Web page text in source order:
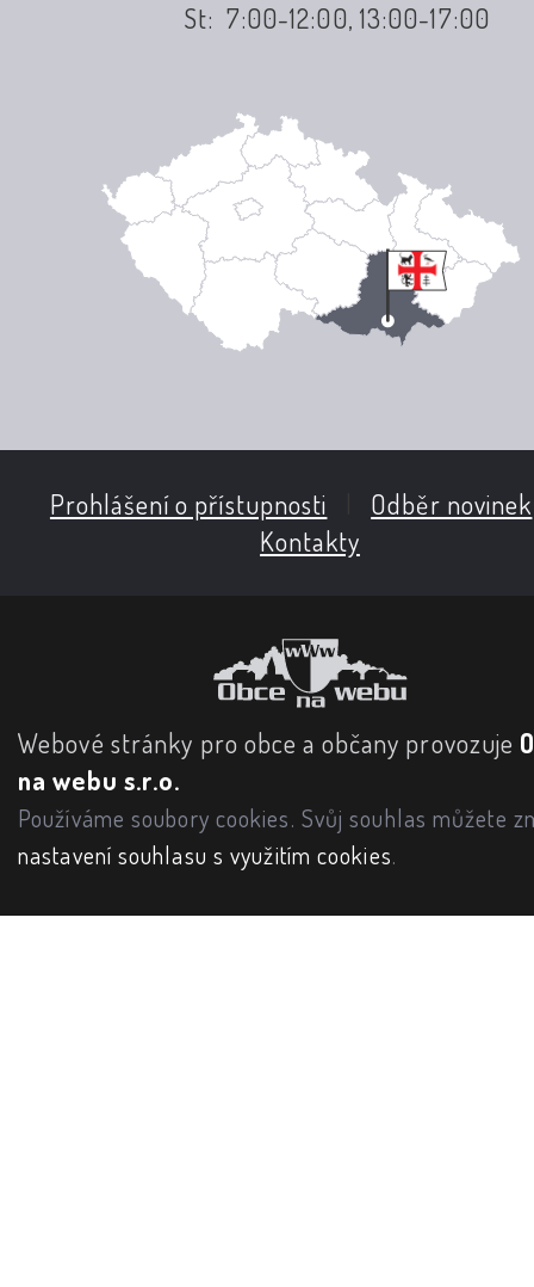
St: 7:00-12:00, 13:00-17:00
Prohlášení o přístupnosti Odběr novinek
Kontakty
Webové stránky pro obce a občany provozuje
na webu s.r.o.
Používáme soubory cookies. Svůj souhlas můžete
nastavení souhlasu s využitím cookies.